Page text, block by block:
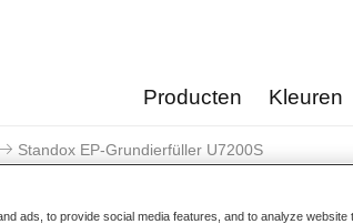
Producten Kleuren
Standox EP-Grundierfüller U7200S
ads, to provide social media features, and to analyze website